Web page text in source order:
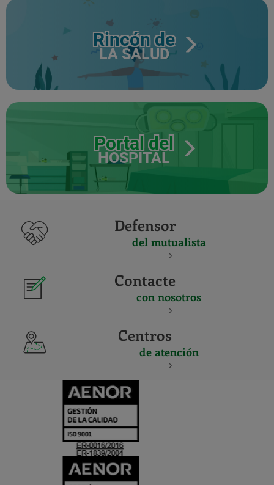
Rincón de
LA SALUD
Portal del
HOSPITAL
Defensor
del mutualista
Contacte
con nosotros
Centros
de atención